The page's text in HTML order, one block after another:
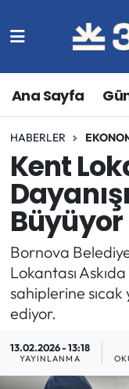
Ana Sayfa
HABERLER
Kent
Büyüyor
Bornova
Lokantası
sahiplerine
ediyor.
13.02.2026 - 13:18
YAYINLANMA